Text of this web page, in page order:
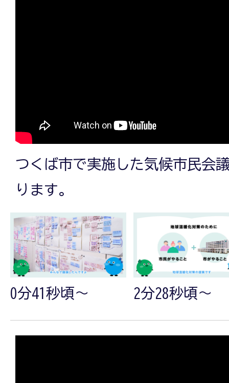
つくば市で実施した気候市民会
ります。
0分41秒頃～ 2分28秒頃～